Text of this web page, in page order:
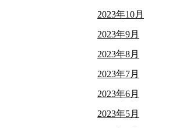
2023年10月
2023年9月
2023年8月
2023年7月
2023年6月
2023年5月